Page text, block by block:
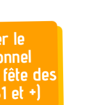
le
des
et +)